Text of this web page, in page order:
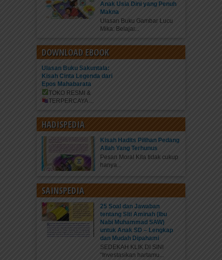
Anak Usia Dini yang Penuh
Makna
Ulasan Buku Gambar Lucu
Mika: Belajar...
DOWNLOAD EBOOK
Ulasan Buku Sakuntala:
Kisah Cinta Legenda dari
Epos Mahabarata
TOKO RESMI &
TERPERCAYA ...
HADISPEDIA
Kisah Hadits Pilihan Pedang
Allah Yang Terhunus
Pesan Moral Kita tidak cukup
hanya...
SAINSPEDIA
25 Soal dan Jawaban
tentang Siti Aminah (Ibu
Nabi Muhammad SAW)
untuk Anak SD – Lengkap
dan Mudah Dipahami
SEDEKAH KLIK DI SINI
“Investasikan hartamu...